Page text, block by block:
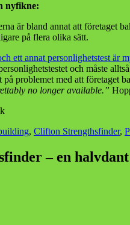
nyfikne:
är bland annat att företaget
på flera olika sätt.
ett annat personlighetstest är
och måste
problemet med att
no longer available.”
, Clifton Strengthsfinder,
– en